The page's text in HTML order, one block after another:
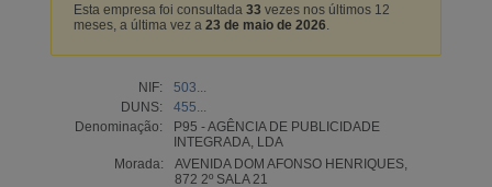
Esta empresa foi consultada 33 vezes nos últimos 12
meses, a última vez a 23 de maio de 2026.
NIF:
503...
DUNS:
455...
Denominação:
P95 - AGÊNCIA DE PUBLICIDADE
INTEGRADA, LDA
Morada:
AVENIDA DOM AFONSO HENRIQUES,
872 2º SALA 21